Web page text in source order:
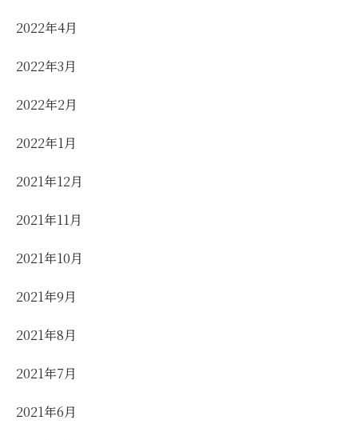
2022年4月
2022年3月
2022年2月
2022年1月
2021年12月
2021年11月
2021年10月
2021年9月
2021年8月
2021年7月
2021年6月